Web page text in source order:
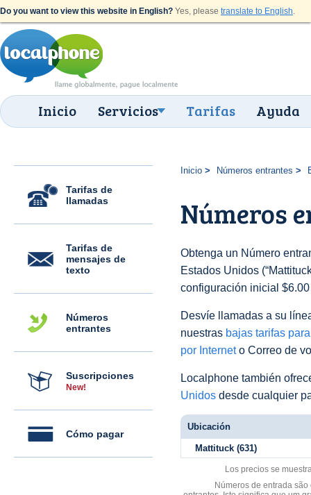
Do you want to view this website in English? Yes, please translate to English.
Inicio Servicios Tarifas Ayuda
Tarifas de
llamadas
Tarifas de
mensajes de
texto
Números
entrantes
Suscripciones
New!
Cómo pagar
Inicio Números entrantes
Números
Obtenga un Número
Estados Unidos
configuración inicial
Desvíe llamadas a su
nuestras bajas tarifas
por Interneto Correo de
Localphone también
Unidos desde cualquier
Ubicación
Mattituck (631)
Los precios se
Números de entrada